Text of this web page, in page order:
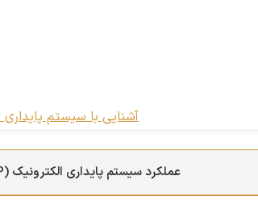
عملکرد سیستم پایداری الکترونیک (ESP)